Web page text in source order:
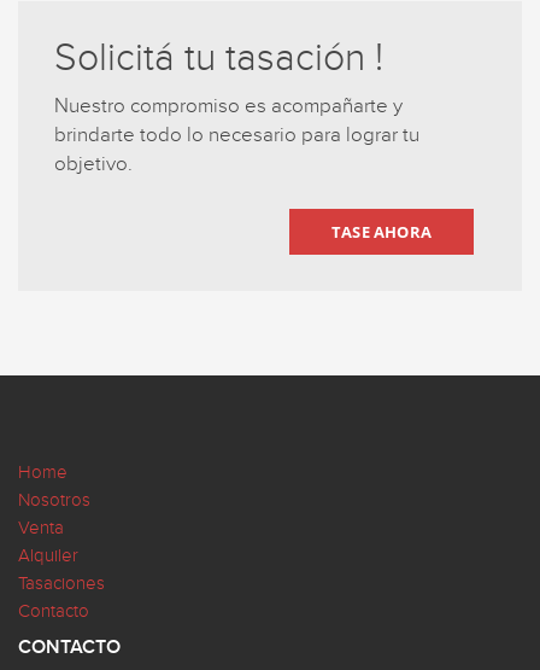
Solicitá tu tasación !
Nuestro compromiso es acompañarte y
brindarte todo lo necesario para lograr tu
objetivo.
TASE AHORA
Home
Nosotros
Venta
Alquiler
Tasaciones
Contacto
CONTACTO